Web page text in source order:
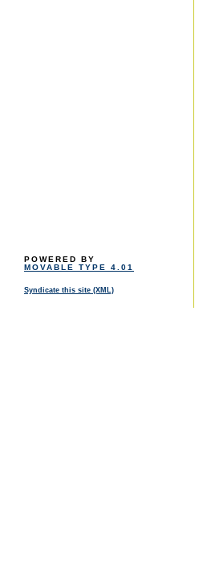
POWERED BY
MOVABLE TYPE 4.01
Syndicate this site (XML)